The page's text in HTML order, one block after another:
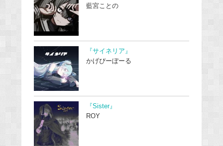
藍宮ことの
『サイネリア』
かげぴーぼーる
『Sister』
ROY